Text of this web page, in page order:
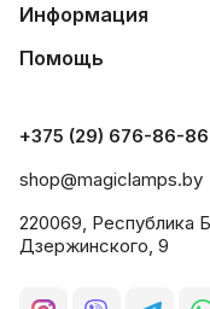
Информация
Помощь
+375 (29) 676-86-86
shop@magiclamps.by
220069, Республика
Дзержинского, 9